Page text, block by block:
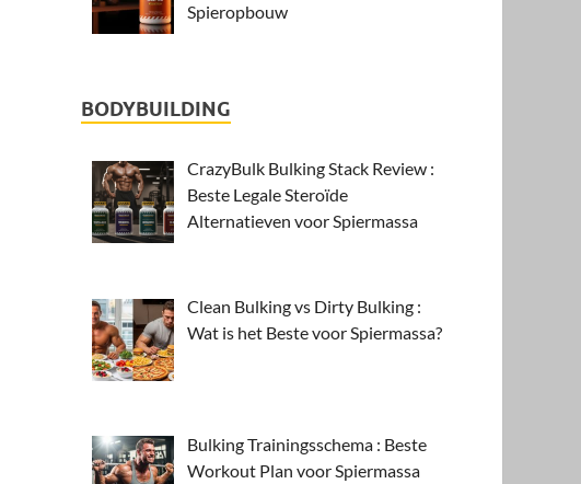
Spieropbouw
BODYBUILDING
CrazyBulk Bulking Stack Review :
Beste Legale Steroïde
Alternatieven voor Spiermassa
Clean Bulking vs Dirty Bulking :
Wat is het Beste voor Spiermassa?
Bulking Trainingsschema : Beste
Workout Plan voor Spiermassa